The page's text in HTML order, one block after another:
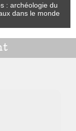
: archéologie du
dans le monde